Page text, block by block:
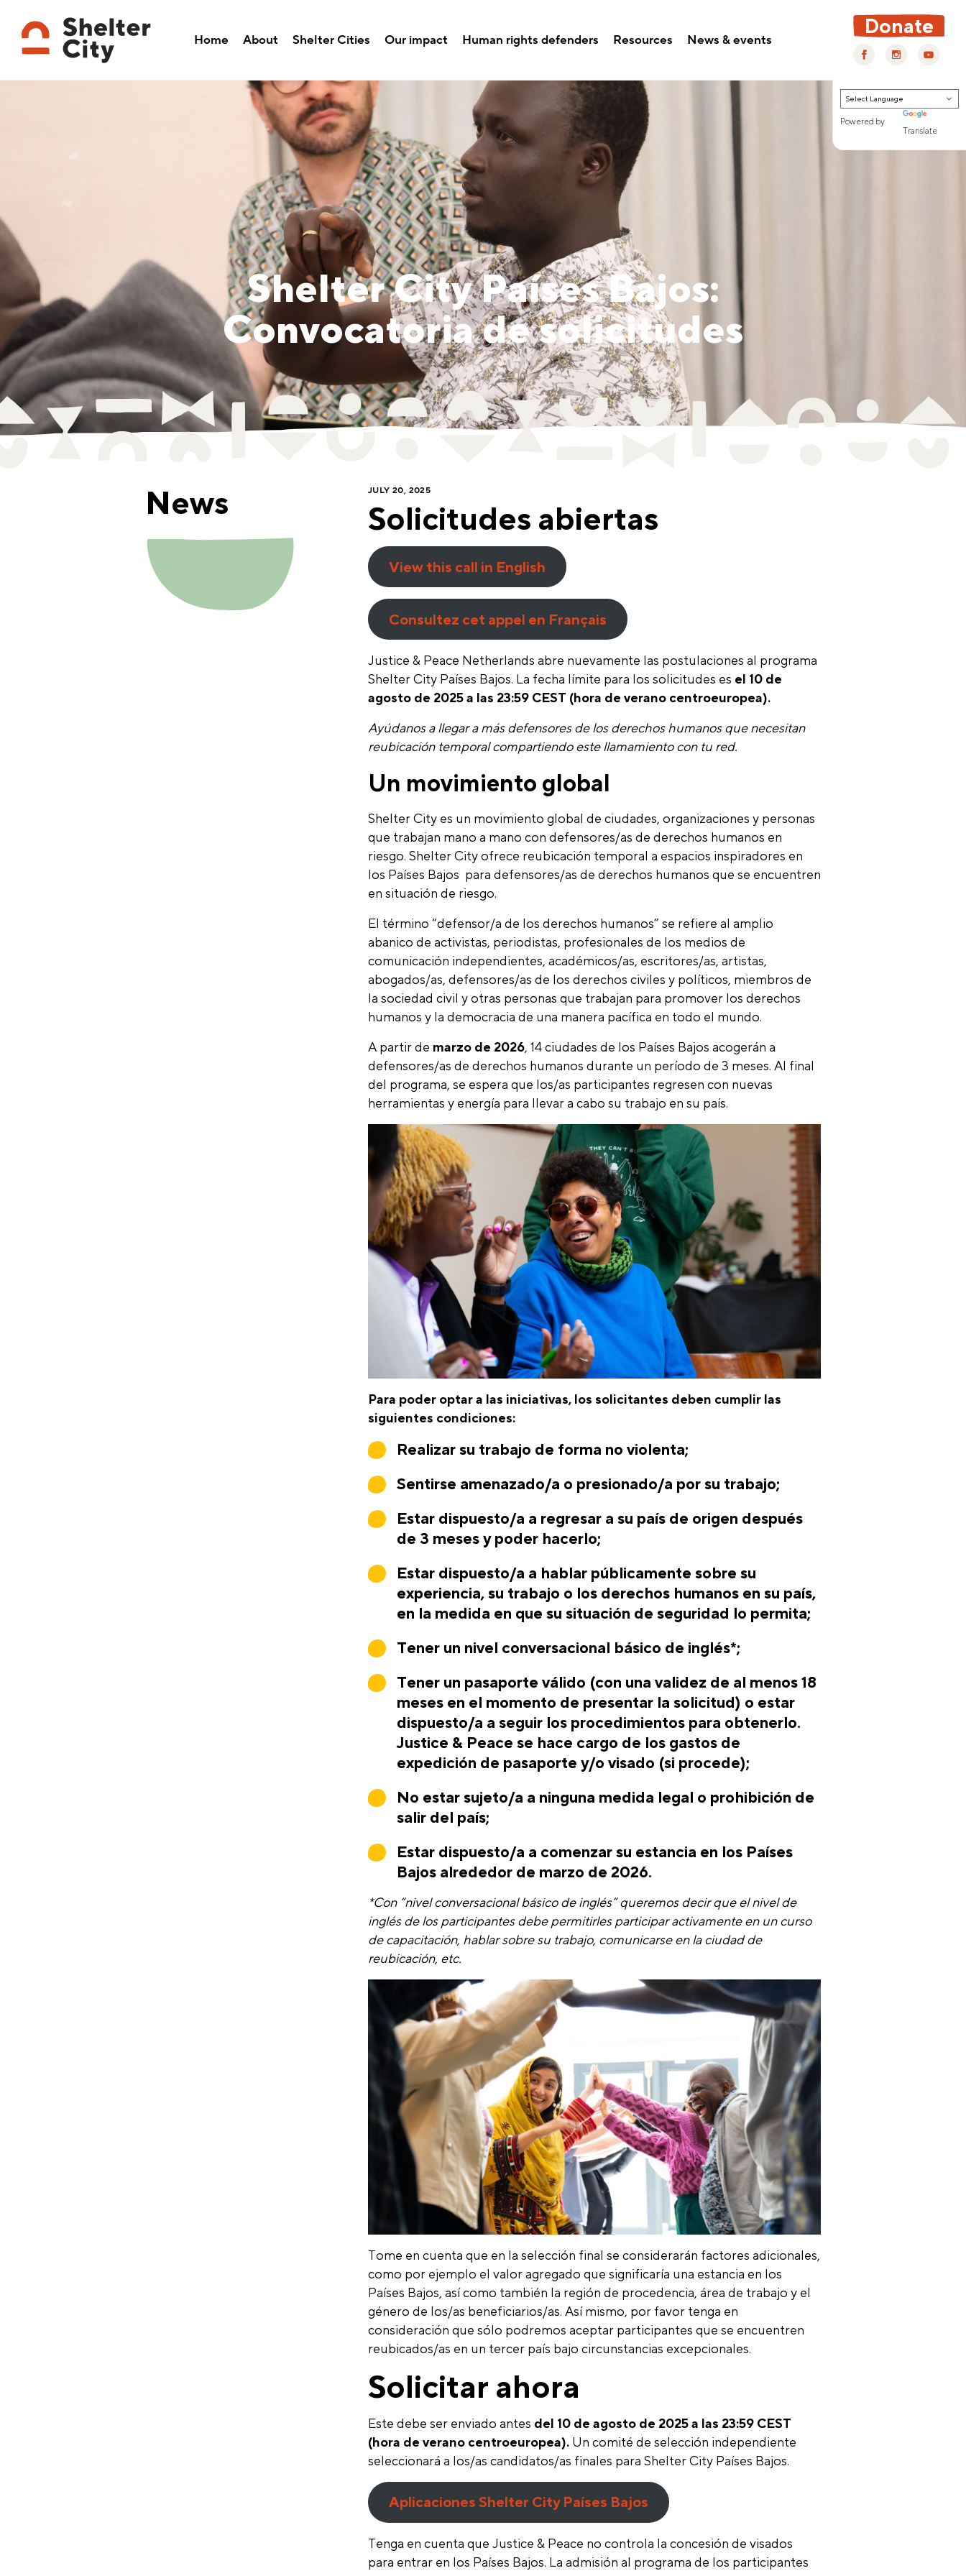
Home About Shelter Cities Our impact Human rights defenders Resources News & events
Donate
Powered by
Translate
Shelter City Países Bajos:
Convocatoria de solicitudes
News JULY 20, 2025
Solicitudes abiertas
View this call in English
Consultez cet appel en Français
Justice & Peace Netherlands abre nuevamente las postulaciones al programa
Shelter City Países Bajos. La fecha límite para los solicitudes es el 10 de
agosto de 2025 a las 23:59 CEST (hora de verano centroeuropea).
Ayúdanos a llegar a más defensores de los derechos humanos que necesitan
reubicación temporal compartiendo este llamamiento con tu red.
Un movimiento global
Shelter City es un movimiento global de ciudades, organizaciones y personas
que trabajan mano a mano con defensores/as de derechos humanos en
riesgo. Shelter City ofrece reubicación temporal a espacios inspiradores en
los Países Bajos para defensores/as de derechos humanos que se encuentren
en situación de riesgo.
El término “defensor/a de los derechos humanos” se refiere al amplio
abanico de activistas, periodistas, profesionales de los medios de
comunicación independientes, académicos/as, escritores/as, artistas,
abogados/as, defensores/as de los derechos civiles y políticos, miembros de
la sociedad civil y otras personas que trabajan para promover los derechos
humanos y la democracia de una manera pacífica en todo el mundo.
A partir de marzo de 2026, 14 ciudades de los Países Bajos acogerán a
defensores/as de derechos humanos durante un período de 3 meses. Al final
del programa, se espera que los/as participantes regresen con nuevas
herramientas y energía para llevar a cabo su trabajo en su país.
Para poder optar a las iniciativas, los solicitantes deben cumplir las
siguientes condiciones:
Realizar su trabajo de forma no violenta;
Sentirse amenazado/a o presionado/a por su trabajo;
Estar dispuesto/a a regresar a su país de origen después
de 3 meses y poder hacerlo;
Estar dispuesto/a a hablar públicamente sobre su
experiencia, su trabajo o los derechos humanos en su país,
en la medida en que su situación de seguridad lo permita;
Tener un nivel conversacional básico de inglés*;
Tener un pasaporte válido (con una validez de al menos 18
meses en el momento de presentar la solicitud) o estar
dispuesto/a a seguir los procedimientos para obtenerlo.
Justice & Peace se hace cargo de los gastos de
expedición de pasaporte y/o visado (si procede);
No estar sujeto/a a ninguna medida legal o prohibición de
salir del país;
Estar dispuesto/a a comenzar su estancia en los Países
Bajos alrededor de marzo de 2026.
*Con “nivel conversacional básico de inglés” queremos decir que el nivel de
inglés de los participantes debe permitirles participar activamente en un curso
de capacitación, hablar sobre su trabajo, comunicarse en la ciudad de
reubicación, etc.
Tome en cuenta que en la selección final se considerarán factores adicionales,
como por ejemplo el valor agregado que significaría una estancia en los
Países Bajos, así como también la región de procedencia, área de trabajo y el
género de los/as beneficiarios/as. Así mismo, por favor tenga en
consideración que sólo podremos aceptar participantes que se encuentren
reubicados/as en un tercer país bajo circunstancias excepcionales.
Solicitar ahora
Este debe ser enviado antes del 10 de agosto de 2025 a las 23:59 CEST
(hora de verano centroeuropea). Un comité de selección independiente
seleccionará a los/as candidatos/as finales para Shelter City Países Bajos.
Aplicaciones Shelter City Países Bajos
Tenga en cuenta que Justice & Peace no controla la concesión de visados
para entrar en los Países Bajos. La admisión al programa de los participantes